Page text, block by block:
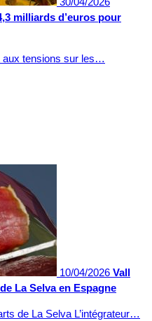
milliards d’euros pour
aux tensions sur les…
10/04/2026 Vall
La Selva en Espagne
de La Selva L’intégrateur…